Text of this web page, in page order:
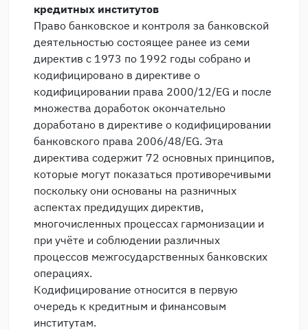
кредитных институтов
Право банковское и контроля за банковской
деятельностью состоящее ранее из семи
директив с 1973 по 1992 годы собрано и
кодифицировано в директиве о
кодифицировании права 2000/12/EG и после
множества доработок окончательно
доработано в директиве о кодифицировании
банковского права 2006/48/EG. Эта
директива содержит 72 основных принципов,
которые могут показаться противоречивыми
поскольку они основаны на разничных
аспектах предидущих директив,
многочисленных процессах гармонизации и
при учёте и соблюдении различных
процессов межгосударственных банковских
операциях.
Кодифицирование относится в первую
очередь к кредитным и финансовым
институтам.